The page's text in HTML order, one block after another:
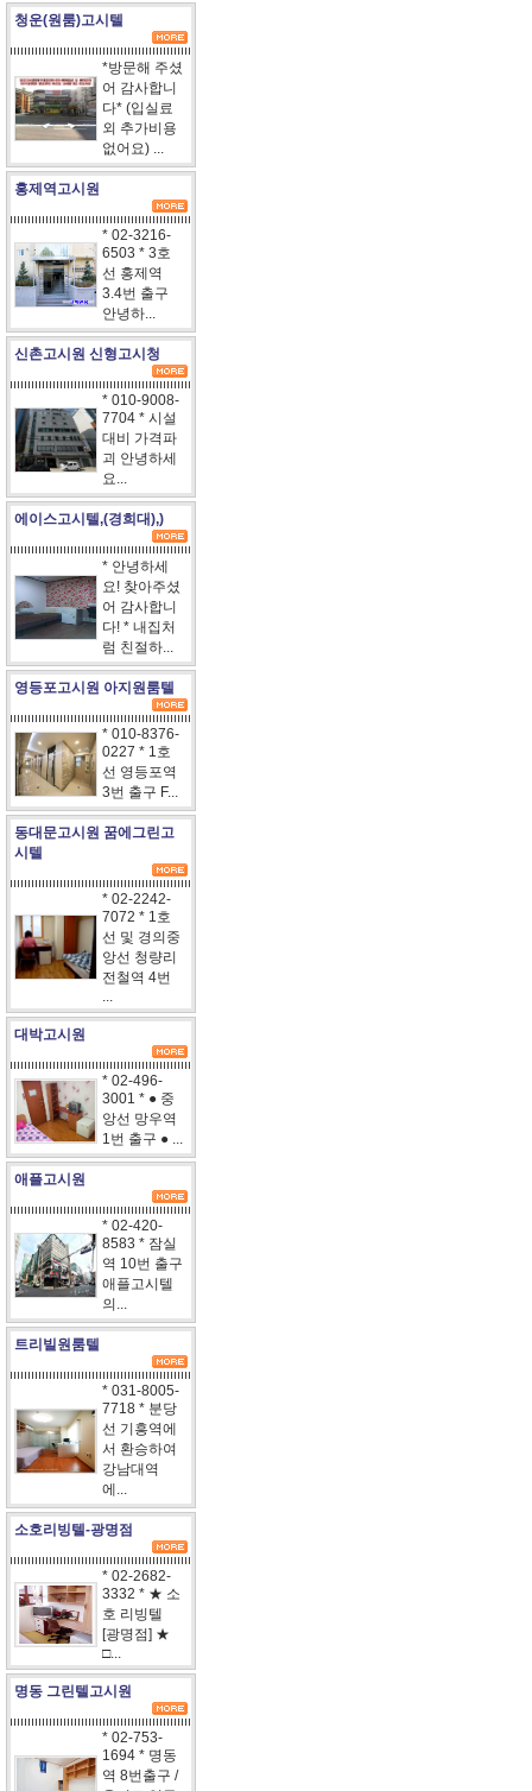
청운(원룸)고시텔
*방문해 주셨
어 감사합니
다* (입실료
외 추가비용
없어요) ...
홍제역고시원
* 02-3216-
6503 * 3호
선 홍제역
3.4번 출구
안녕하...
신촌고시원 신형고시청
* 010-9008-
7704 * 시설
대비 가격파
괴 안녕하세
요...
에이스고시텔,(경희대),)
* 안녕하세
요! 찾아주셨
어 감사합니
다! * 내집처
럼 친절하...
영등포고시원 아지원룸텔
* 010-8376-
0227 * 1호
선 영등포역
3번 출구 F...
동대문고시원 꿈에그린고
시텔
* 02-2242-
7072 * 1호
선 및 경의중
앙선 청량리
전철역 4번
...
대박고시원
* 02-496-
3001 * ● 중
앙선 망우역
1번 출구 ● ...
애플고시원
* 02-420-
8583 * 잠실
역 10번 출구
애플고시텔
의...
트리빌원룸텔
* 031-8005-
7718 * 분당
선 기흥역에
서 환승하여
강남대역
에...
소호리빙텔-광명점
* 02-2682-
3332 * ★ 소
호 리빙텔
[광명점] ★
□...
명동 그린텔고시원
* 02-753-
1694 * 명동
역 8번출구 /